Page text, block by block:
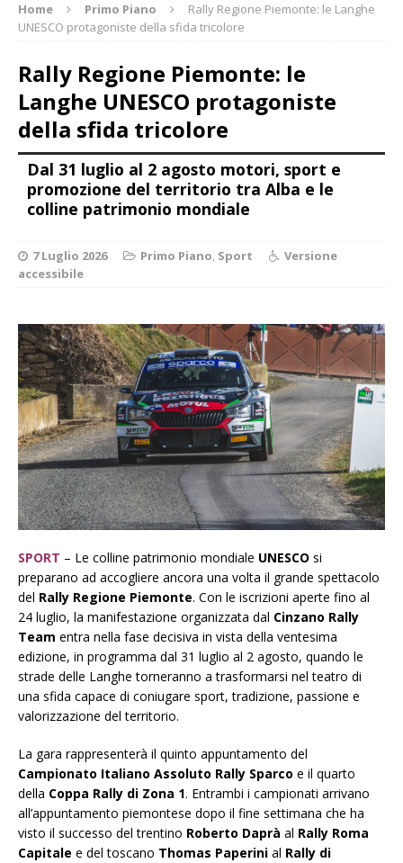
Home Primo Piano
Rally Regione Piemonte: le Langhe
UNESCO protagoniste della sfida tricolore
Rally Regione Piemonte: le
Langhe UNESCO protagoniste
della sfida tricolore
Dal 31 luglio al 2 agosto motori, sport e
promozione del territorio tra Alba e le
colline patrimonio mondiale
7 Luglio 2026 Primo Piano, Sport
Versione
accessibile
SPORT – Le colline patrimonio mondiale UNESCO si
preparano ad accogliere ancora una volta il grande spettacolo
del Rally Regione Piemonte. Con le iscrizioni aperte fino al
24 luglio, la manifestazione organizzata dal Cinzano Rally
Team entra nella fase decisiva in vista della ventesima
edizione, in programma dal 31 luglio al 2 agosto, quando le
strade delle Langhe torneranno a trasformarsi nel teatro di
una sfida capace di coniugare sport, tradizione, passione e
valorizzazione del territorio.
La gara rappresenterà il quinto appuntamento del
Campionato Italiano Assoluto Rally Sparco e il quarto
della Coppa Rally di Zona 1. Entrambi i campionati arrivano
all’appuntamento piemontese dopo il fine settimana che ha
visto il successo del trentino Roberto Daprà al Rally Roma
Capitale e del toscano Thomas Paperini al Rally di